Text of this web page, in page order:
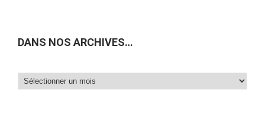
DANS NOS ARCHIVES…
Dans